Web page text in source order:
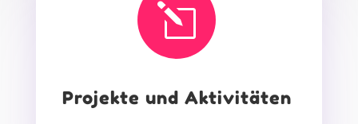
l
Projekte und Aktivitäten